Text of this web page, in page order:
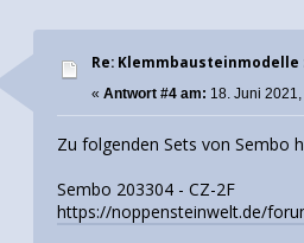
Re:
«Antwort #4 am: 18. Juni
Zu folgenden Sets von Sembo
Sembo 203304 - CZ-2F
https://noppensteinwelt.de/